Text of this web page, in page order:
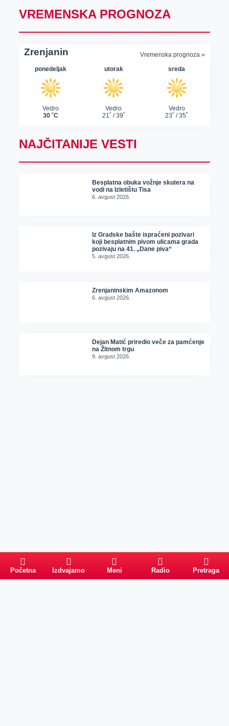
VREMENSKA PROGNOZA
NAJČITANIJE VESTI
Besplatna obuka vožnje skutera na
vodi na Izletištu Tisa
6. avgust 2026.
Iz Gradske bašte ispraćeni pozivari
koji besplatnim pivom ulicama grada
pozivaju na 41. „Dane piva“
5. avgust 2026.
Zrenjaninskim Amazonom
6. avgust 2026.
Dejan Matić priredio veče za pamćenje
na Žitnom trgu
9. avgust 2026.
Početna Izdvajamo Meni Radio Pretraga